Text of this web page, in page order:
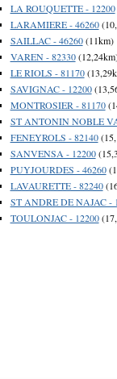
LA ROUQUETTE - 12200
LARAMIERE - 46260
SAILLAC - 46260(11km)
VAREN - 82330
LE RIOLS - 81170
SAVIGNAC - 12200
MONTROSIER - 81170
ST ANTONIN NOBLE
FENEYROLS - 82140
SANVENSA - 12200
PUYJOURDES - 46260
LAVAURETTE - 82240
ST ANDRE DE NAJAC -
TOULONJAC - 12200